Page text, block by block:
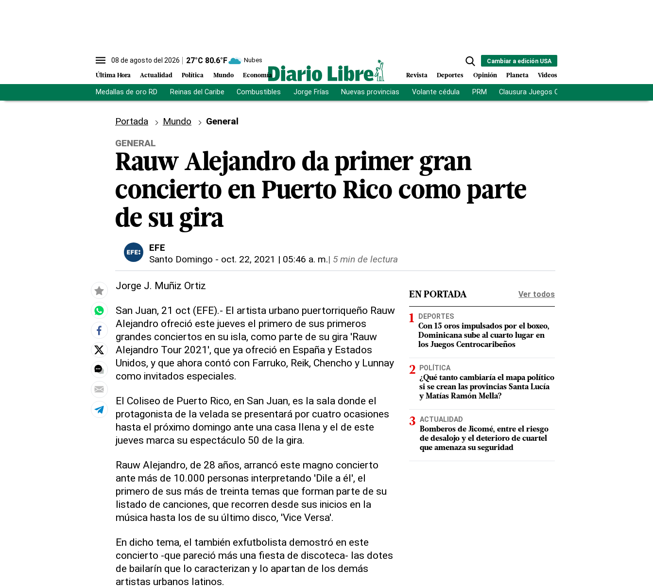
08 de agosto del 2026 27°C 80.6°F Nubes
Última Hora Actualidad Política Mundo Economía
Cambiar a edición USA
Revista Deportes Opinión Planeta Videos
Medallas de oro RD Reinas del Caribe Combustibles Jorge Frías Nuevas provincias Volante cédula PRM Clausura Juegos Centroamericanos
Portada Mundo
General
GENERAL
Rauw Alejandro da primer gran
concierto en Puerto Rico como parte
de su gira
EFE
Santo Domingo - oct. 22, 2021 | 05:46 a. m.| 5 min de lectura
Jorge J. Muñiz Ortiz
San Juan, 21 oct (EFE).- El artista urbano puertorriqueño Rauw
Alejandro ofreció este jueves el primero de sus primeros
grandes conciertos en su isla, como parte de su gira 'Rauw
Alejandro Tour 2021', que ya ofreció en España y Estados
Unidos, y que ahora contó con Farruko, Reik, Chencho y Lunnay
como invitados especiales.
El Coliseo de Puerto Rico, en San Juan, es la sala donde el
protagonista de la velada se presentará por cuatro ocasiones
hasta el próximo domingo ante una casa llena y el de este
jueves marca su espectáculo 50 de la gira.
Rauw Alejandro, de 28 años, arrancó este magno concierto
ante más de 10.000 personas interpretando 'Dile a él', el
primero de sus más de treinta temas que forman parte de su
listado de canciones, que recorren desde sus inicios en la
música hasta los de su último disco, 'Vice Versa'.
En dicho tema, el también exfutbolista demostró en este
concierto -que pareció más una fiesta de discoteca- las dotes
de bailarín que lo caracterizan y lo apartan de los demás
artistas urbanos latinos.
EN PORTADA Ver todos
DEPORTES
Con 15 oros impulsados por el boxeo,
Dominicana sube al cuarto lugar en
los Juegos Centrocaribeños
POLÍTICA
¿Qué tanto cambiaría el mapa político
si se crean las provincias Santa Lucía
y Matías Ramón Mella?
ACTUALIDAD
Bomberos de Jicomé, entre el riesgo
de desalojo y el deterioro de cuartel
que amenaza su seguridad